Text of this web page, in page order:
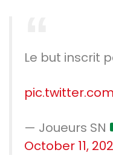
Le but inscrit
— Joueurs SN
October 11,